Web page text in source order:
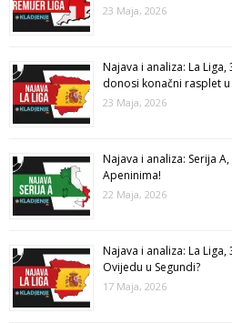
23 Maja, 2026
Najava i analiza: La
donosi konačni rasplet
23 Maja, 2026
Najava i analiza: Serija
Apeninima!
22 Maja, 2026
Najava i analiza: La
Ovijedu u Segundi?
17 Maja, 2026